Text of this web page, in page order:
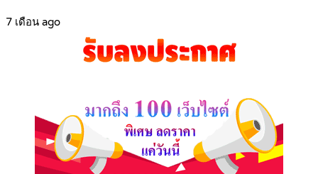
7 เดือน ago